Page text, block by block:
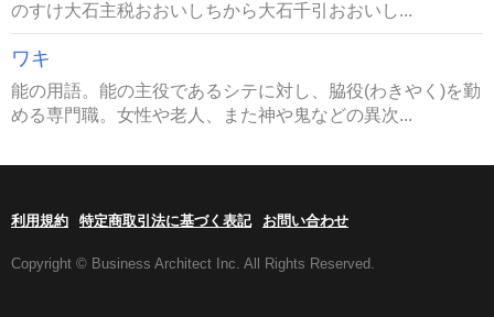
のすけ大石主税おおいしちから大石千引おおいし...
ワキ
能の用語。能の主役であるシテに対し、脇役(わきやく)を勤
める専門職。女性や老人、また神や鬼などの異次...
利用規約 特定商取引法に基づく表記 お問い合わせ
Copyright © Business Architect Inc. All Rights Reserved.